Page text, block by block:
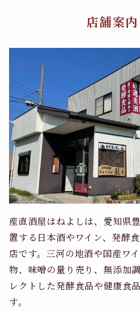
店舗案内
産直酒屋はねよしは、愛知県
置する日本酒やワイン、発酵
店です。三河の地酒や国産ワ
物、味噌の量り売り、無添加
レクトした発酵食品や健康食
す。